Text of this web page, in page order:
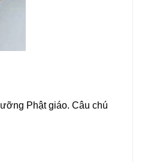
Phật giáo. Câu chú